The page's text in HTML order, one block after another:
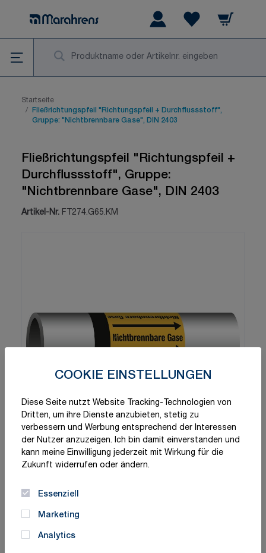
COOKIE EINSTELLUNGEN
Diese Seite nutzt Website Tracking-Technologien von
Dritten, um ihre Dienste anzubieten, stetig zu
verbessern und Werbung entsprechend der Interessen
der Nutzer anzuzeigen. Ich bin damit einverstanden und
kann meine Einwilligung jederzeit mit Wirkung für die
Zukunft widerrufen oder ändern.
Essenziell
Marketing
Analytics
Warenkorb
Startseite
/
Fließrichtungspfeil "Richtungspfeil + Durchflussstoff",
Gruppe: "Nichtbrennbare Gase", DIN 2403
Fließrichtungspfeil "Richtungspfeil +
Durchflussstoff", Gruppe:
"Nichtbrennbare Gase", DIN 2403
Artikel-Nr. FT274.G65.KM